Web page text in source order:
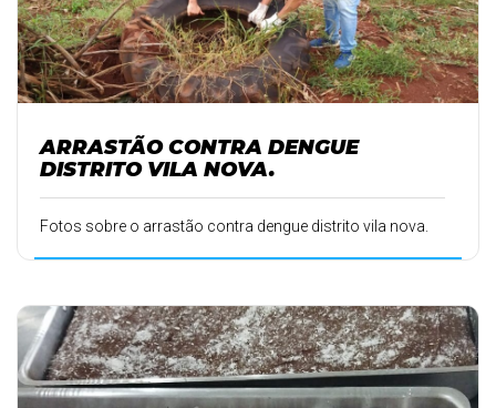
ARRASTÃO CONTRA DENGUE
DISTRITO VILA NOVA.
Fotos sobre o arrastão contra dengue distrito vila nova.